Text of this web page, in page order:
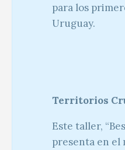
para los
Uruguay.
Territorios
Este taller,
presenta en el